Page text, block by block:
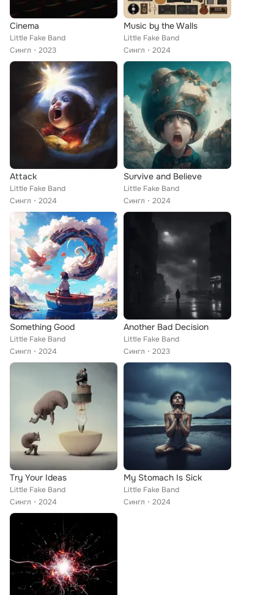
Cinema
Little Fake Band
Сингл
2023
Music by the Walls
Little Fake Band
Сингл
2024
Attack
Little Fake Band
Сингл
2024
Survive and Believe
Little Fake Band
Сингл
2024
Something Good
Little Fake Band
Сингл
2024
Another Bad Decision
Little Fake Band
Сингл
2023
Try Your Ideas
Little Fake Band
Сингл
2024
My Stomach Is Sick
Little Fake Band
Сингл
2024